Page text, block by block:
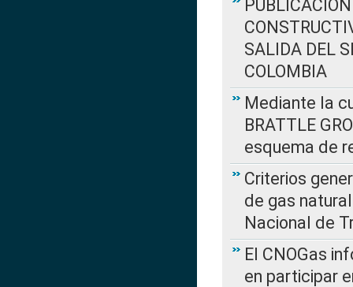
SALIDA DEL
COLOMBIA
Mediante la
BRATTLE
esquema de
Criterios
de gas
Nacional de
El CNOGas
en participar